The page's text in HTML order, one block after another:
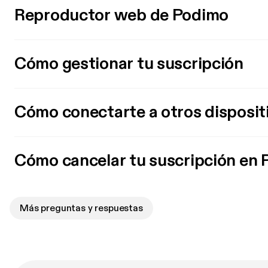
Reproductor web de Podimo
Cómo gestionar tu suscripción
Cómo conectarte a otros
Cómo cancelar tu suscripción en
Más preguntas y respuestas